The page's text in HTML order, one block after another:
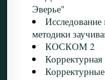
Эверье"
методики
КОСКОМ 2
Корректурная